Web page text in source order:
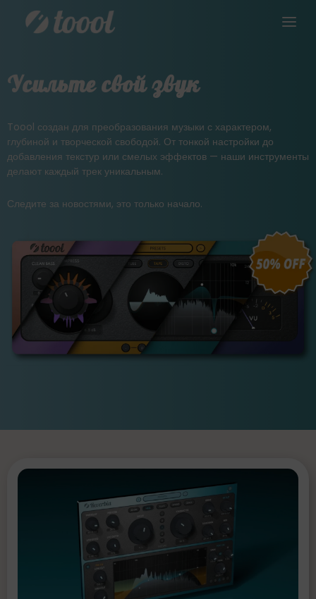
Усильте свой звук
Toool создан для преобразования музыки с характером,
глубиной и творческой свободой. От тонкой настройки до
добавления текстур или смелых эффектов — наши инструменты
делают каждый трек уникальным.
Следите за новостями, это только начало.